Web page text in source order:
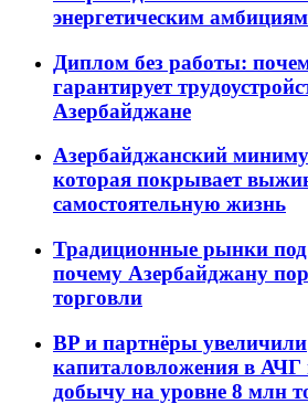
энергетическим
Диплом без работы:
гарантирует
Азербайджане
Азербайджанский
которая покрывает
самостоятельную жизнь
Традиционные рынки под
почему Азербайджану
торговли
BP и партнёры увеличили
капиталовложения в АЧГ
добычу на уровне 8 млн